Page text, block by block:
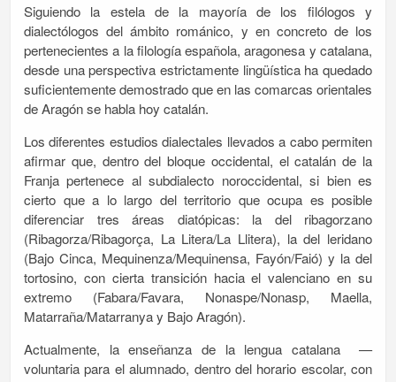
Siguiendo la estela de la mayoría de los filólogos y
dialectólogos del ámbito románico, y en concreto de los
pertenecientes a la filología española, aragonesa y catalana,
desde una perspectiva estrictamente lingüística ha quedado
suficientemente demostrado que en las comarcas orientales
de Aragón se habla hoy catalán.
Los diferentes estudios dialectales llevados a cabo permiten
afirmar que, dentro del bloque occidental, el catalán de la
Franja pertenece al subdialecto noroccidental, si bien es
cierto que a lo largo del territorio que ocupa es posible
diferenciar tres áreas diatópicas: la del ribagorzano
(Ribagorza/Ribagorça, La Litera/La Llitera), la del leridano
(Bajo Cinca, Mequinenza/Mequinensa, Fayón/Faió) y la del
tortosino, con cierta transición hacia el valenciano en su
extremo (Fabara/Favara, Nonaspe/Nonasp, Maella,
Matarraña/Matarranya y Bajo Aragón).
Actualmente, la enseñanza de la lengua catalana —
voluntaria para el alumnado, dentro del horario escolar, con